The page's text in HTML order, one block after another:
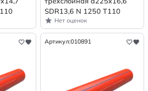
SDR13,6 N 1250 Т110
Нет оценок
Артикул:010891